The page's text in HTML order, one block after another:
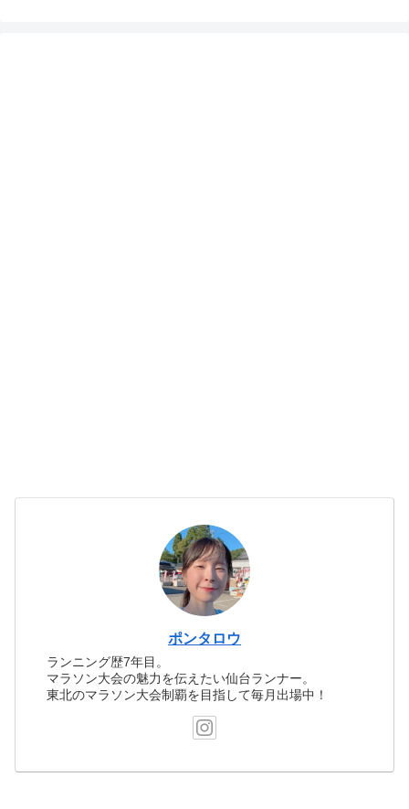
ポンタロウ
ランニング歴7年目。
マラソン大会の魅力を伝えたい仙台ランナー。
東北のマラソン大会制覇を目指して毎月出場中！